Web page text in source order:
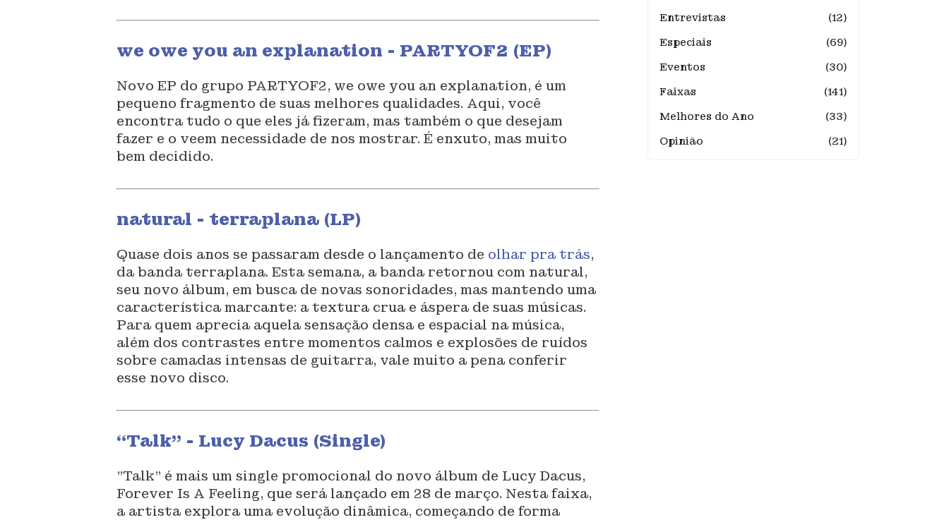
we owe you an explanation - PARTYOF2 (EP)
Novo EP do grupo PARTYOF2, we owe you an explanation, é um
pequeno fragmento de suas melhores qualidades. Aqui, você
encontra tudo o que eles já fizeram, mas também o que desejam
fazer e o veem necessidade de nos mostrar. É enxuto, mas muito
bem decidido.
natural - terraplana (LP)
Quase dois anos se passaram desde o lançamento de olhar pra trás,
da banda terraplana. Esta semana, a banda retornou com natural,
seu novo álbum, em busca de novas sonoridades, mas mantendo uma
característica marcante: a textura crua e áspera de suas músicas.
Para quem aprecia aquela sensação densa e espacial na música,
além dos contrastes entre momentos calmos e explosões de ruídos
sobre camadas intensas de guitarra, vale muito a pena conferir
esse novo disco.
“Talk” - Lucy Dacus (Single)
"Talk" é mais um single promocional do novo álbum de Lucy Dacus,
Forever Is A Feeling, que será lançado em 28 de março. Nesta faixa,
a artista explora uma evolução dinâmica, começando de forma
Entrevistas
(12)
Especiais
(69)
Eventos
(30)
Faixas
(141)
Melhores do Ano
(33)
Opinião
(21)